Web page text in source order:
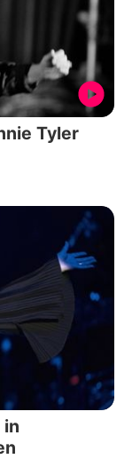
Tyler
in